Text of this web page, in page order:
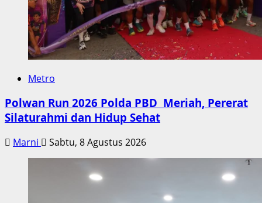
Metro
Polwan Run 2026 Polda PBD Meriah, Pererat
Silaturahmi dan Hidup Sehat
Marni Sabtu, 8 Agustus 2026